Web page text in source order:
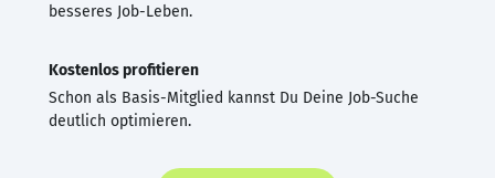
besseres Job-Leben.
Kostenlos profitieren
Schon als Basis-Mitglied kannst Du Deine Job-Suche
deutlich optimieren.